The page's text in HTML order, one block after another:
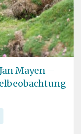
Mayen –